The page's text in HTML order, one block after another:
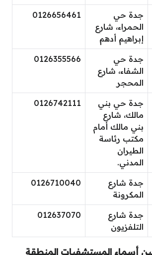
جدة حي
الحمراء، شارع
إبراهيم أدهم
0126656461
جدة حي
الشفاء، شارع
المحجر
0126355566
جدة حي بني
مالك، شارع
بني مالك أمام
مكتب رئاسة
الطيران
المدني.
0126742111
جدة شارع
المكرونة
0126710040
جدة شارع
التلفزيون
012637070
أسماء المستشفيات المنطقة